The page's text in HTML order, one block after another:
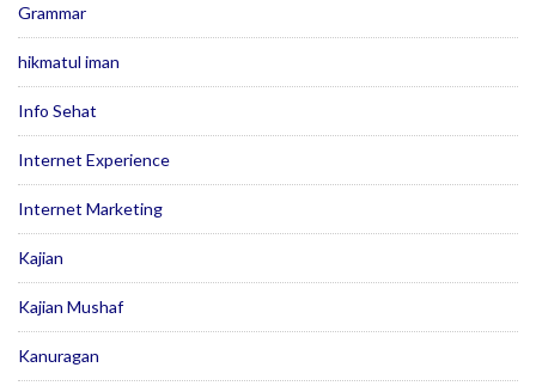
Grammar
hikmatul iman
Info Sehat
Internet Experience
Internet Marketing
Kajian
Kajian Mushaf
Kanuragan